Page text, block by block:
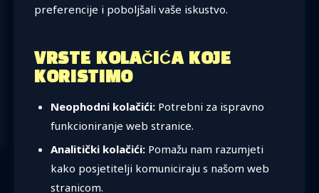
preferencije i poboljšali vaše iskustvo.
VRSTE KOLAČIĆA KOJE
KORISTIMO
Neophodni kolačići:Potrebni za ispravno
funkcioniranje web stranice.
Analitički kolačići:Pomažu nam razumjeti
kako posjetitelji komuniciraju s našom web
stranicom.